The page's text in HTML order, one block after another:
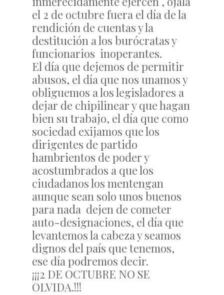
el 2 de octubre fuera el día de la
rendición de cuentas y la
destitución a los burócratas y
funcionarios inoperantes.
El día que dejemos de permitir
abusos, el día que nos unamos y
obliguemos a los legisladores a
dejar de chipilinear y que hagan
bien su trabajo, el día que como
sociedad exijamos que los
dirigentes de partido
hambrientos de poder y
acostumbrados a que los
ciudadanos los mentengan
aunque sean solo unos buenos
para nada dejen de cometer
auto-designaciones, el día que
levantemos la cabeza y seamos
dignos del país que tenemos,
ese día podremos decir.
¡¡¡2 DE OCTUBRE NO SE
OLVIDA.!!!